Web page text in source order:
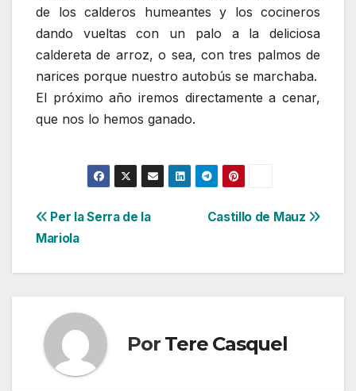
de los calderos humeantes y los cocineros
dando vueltas con un palo a la deliciosa
caldereta de arroz, o sea, con tres palmos de
narices porque nuestro autobús se marchaba.
El próximo año iremos directamente a cenar,
que nos lo hemos ganado.
Navegación
Castillo de Mauz
Per la Serra de la
Mariola
Por Tere Casquel